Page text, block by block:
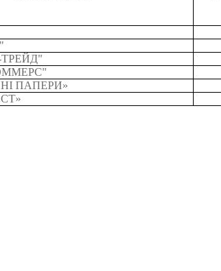
"
"
ПАПЕРИ»